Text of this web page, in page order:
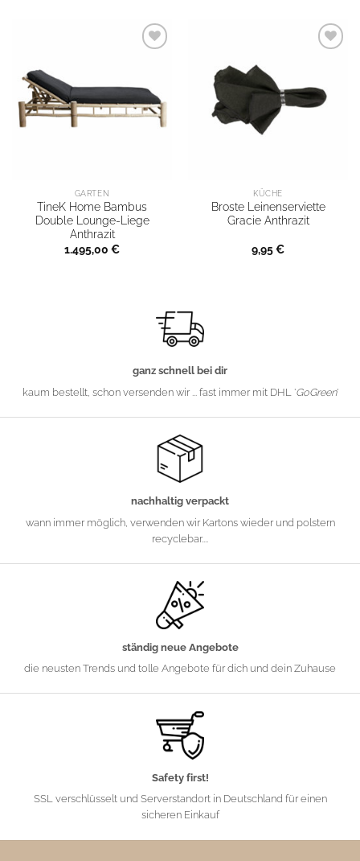
GARTEN
TineK Home Bambus
Double Lounge-Liege
Anthrazit
1.495,00 €
KÜCHE
Broste Leinenserviette
Gracie Anthrazit
9,95€
ganz schnell bei dir
kaum bestellt, schon versenden wir ... fast immer mit DHL 'GoGreen'
nachhaltig verpackt
wann immer möglich, verwenden wir Kartons wieder und polstern
recyclebar....
ständig neue Angebote
die neusten Trends und tolle Angebote für dich und dein Zuhause
Safety first!
SSL verschlüsselt und Serverstandort in Deutschland für einen
sicheren Einkauf